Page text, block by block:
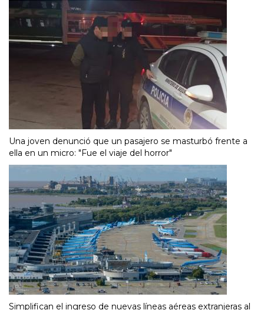
Una joven denunció que un pasajero se masturbó frente a
ella en un micro: "Fue el viaje del horror"
Simplifican el ingreso de nuevas líneas aéreas extranjeras al